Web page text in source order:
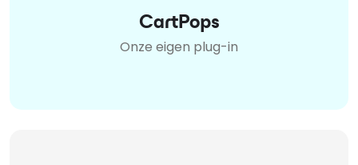
CartPops
Onze eigen plug-in